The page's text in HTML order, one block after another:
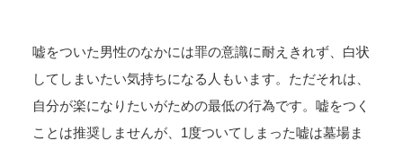
嘘をついた男性のなかには罪の意識に耐えきれず、白状
してしまいたい気持ちになる人もいます。ただそれは、
自分が楽になりたいがための最低の行為です。嘘をつく
ことは推奨しませんが、1度ついてしまった嘘は墓場ま